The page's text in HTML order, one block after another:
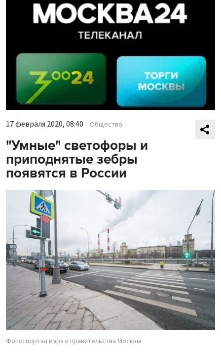
17 февраля 2020, 08:40 Общество
"Умные" светофоры и
приподнятые зебры
появятся в России
Фото: портал мэра и правительства Москвы